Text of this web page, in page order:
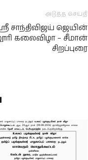
அடுத்த செய்தி
ஸ்ரீ சாந்திவிஜய் ஜெயின்
கலைவிழா – சீமான்
சிறப்புரை